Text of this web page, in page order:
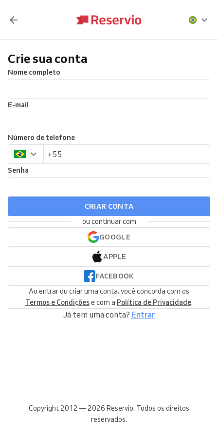
Crie sua conta
Nome completo
E-mail
Número de telefone
Senha
CRIAR CONTA
ou continuar com
GOOGLE
APPLE
FACEBOOK
Ao entrar ou criar uma conta, você concorda com os
Termos e Condiçõese com a Política de Privacidade.
Já tem uma conta? Entrar
Copyright 2012 — 2026 Reservio. Todos os direitos
reservados.